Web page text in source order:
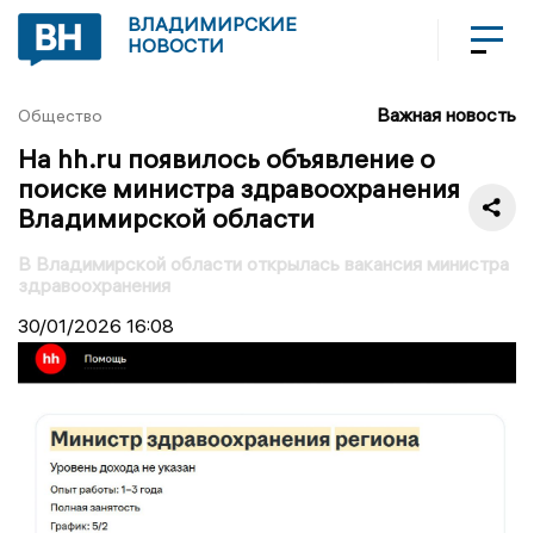
ВЛАДИМИРСКИЕ
НОВОСТИ
Общество Важная новость
На hh.ru появилось объявление о
поиске министра здравоохранения
Владимирской области
В Владимирской области открылась вакансия министра
здравоохранения
30/01/2026 16:08